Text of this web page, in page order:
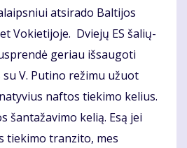
atsirado Baltijos
Vokietijoje. Dviejų ES šalių-
geriau išsaugoti
V. Putino režimu užuot
naftos tiekimo kelius.
šantažavimo kelią. Esą jei
tiekimo tranzito, mes